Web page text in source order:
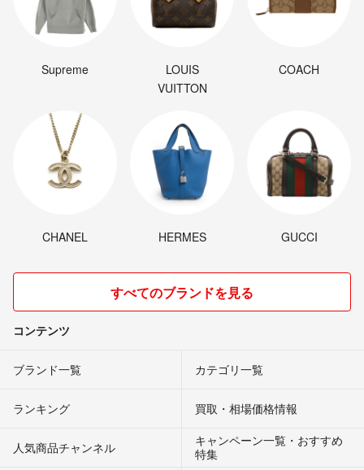
Supreme
LOUIS
VUITTON
COACH
CHANEL HERMES GUCCI
すべてのブランドを見る
コンテンツ
ブランド一覧 カテゴリ一覧
ランキング 買取・相場価格情報
人気商品チャンネル
キャンペーン一覧・おすすめ
特集